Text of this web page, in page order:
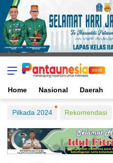
Home Nasional Daerah
Pilkada 2024 Rekomendasi